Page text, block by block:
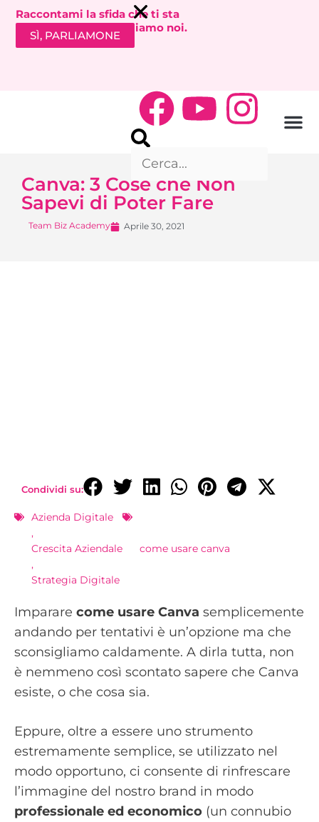
Raccontami la sfida che ti sta
bloccando. Ti richiamiamo noi.
SÌ, PARLIAMONE
Canva: 3 Cose che Non
Sapevi di Poter Fare
Team Biz Academy Aprile 30, 2021
Condividi su:
Azienda Digitale
,
Crescita Aziendale
,
Strategia Digitale
come usare canva
Imparare come usare Canva semplicemente
andando per tentativi è un’opzione ma che
sconsigliamo caldamente. A dirla tutta, non
è nemmeno così scontato sapere che Canva
esiste, o che cosa sia.
Eppure, oltre a essere uno strumento
estremamente semplice, se utilizzato nel
modo opportuno, ci consente di rinfrescare
l’immagine del nostro brand in modo
professionale ed economico (un connubio